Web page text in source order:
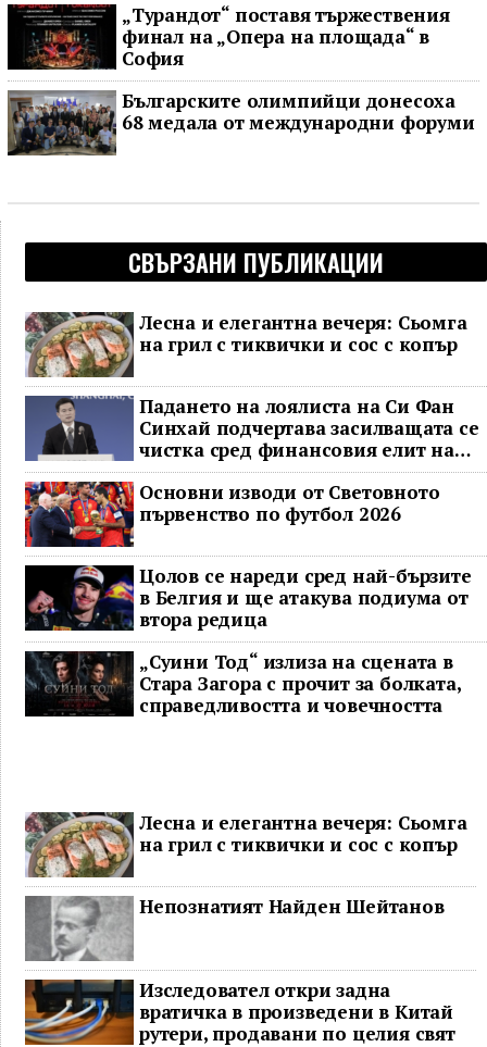
„Турандот“ поставя тържествения
финал на „Опера на площада“ в
София
Българските олимпийци донесоха
68 медала от международни форуми
СВЪРЗАНИ ПУБЛИКАЦИИ
Лесна и елегантна вечеря: Сьомга
на грил с тиквички и сос с копър
Падането на лоялиста на Си Фан
Синхай подчертава засилващата се
чистка сред финансовия елит на
Китай
Основни изводи от Световното
първенство по футбол 2026
Цолов се нареди сред най-бързите
в Белгия и ще атакува подиума от
втора редица
„Суини Тод“ излиза на сцената в
Стара Загора с прочит за болката,
справедливостта и човечността
Лесна и елегантна вечеря: Сьомга
на грил с тиквички и сос с копър
Непознатият Найден Шейтанов
Изследовател откри задна
вратичка в произведени в Китай
рутери, продавани по целия свят